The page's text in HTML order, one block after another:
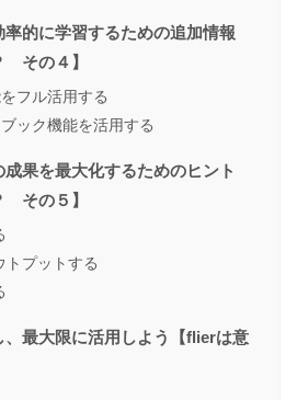
的に学習するための追加情報
その４】
フル活用する
ック機能を活用する
果を最大化するためのヒント
その５】
トプットする
最大限に活用しよう【flierは意